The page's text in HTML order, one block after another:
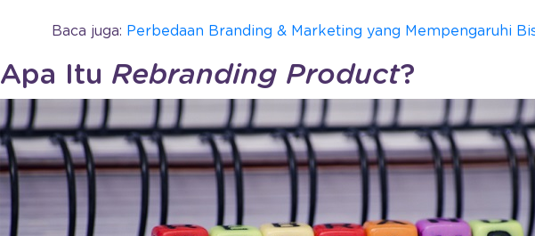
Baca juga: Perbedaan Branding & Marketing yang Mempengaruhi
Apa Itu Rebranding Product?